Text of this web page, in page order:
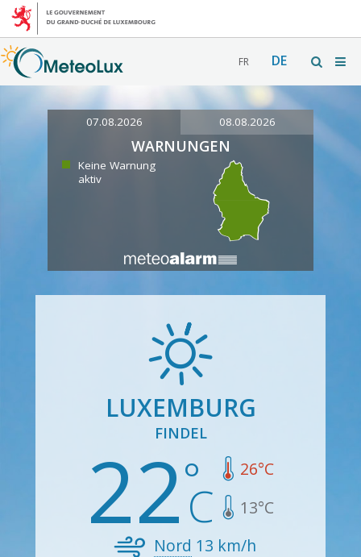
FR DE
07.08.2026 08.08.2026
WARNUNGEN
Keine Warnung
aktiv
LUXEMBURG
FINDEL
22 26°C
13°C
Nord 13 km/h